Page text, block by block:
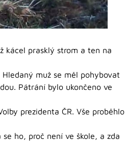
kácel prasklý strom a ten na
Hledaný muž se měl pohybovat
Pátrání bylo ukončeno ve
prezidenta ČR. Vše proběhlo
ho, proč není ve škole, a zda